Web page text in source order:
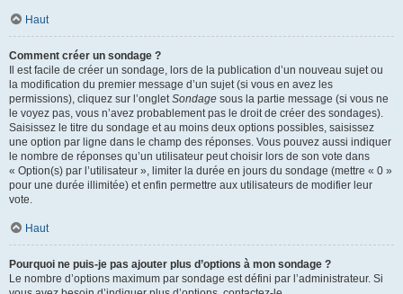
Haut
Comment créer un sondage ?
Il est facile de créer un sondage, lors de la publication d’un nouveau sujet ou
la modification du premier message d’un sujet (si vous en avez les
permissions), cliquez sur l’ongletSondage sous la partie message (si vous ne
le voyez pas, vous n’avez probablement pas le droit de créer des sondages).
Saisissez le titre du sondage et au moins deux options possibles, saisissez
une option par ligne dans le champ des réponses. Vous pouvez aussi indiquer
le nombre de réponses qu’un utilisateur peut choisir lors de son vote dans
« Option(s) par l’utilisateur », limiter la durée en jours du sondage (mettre « 0 »
pour une durée illimitée) et enfin permettre aux utilisateurs de modifier leur
vote.
Haut
Pourquoi ne puis-je pas ajouter plus d’options à mon sondage ?
Le nombre d’options maximum par sondage est défini par l’administrateur. Si